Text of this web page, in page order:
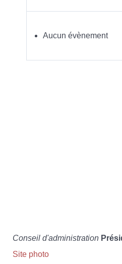
Aucun évènement
Conseil d'administration
Site photo